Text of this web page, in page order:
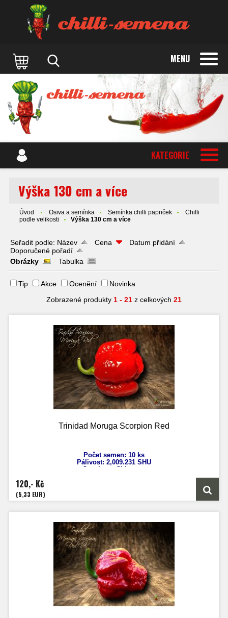
MENU
KATEGORIE
Výška 130 cm a více
Úvod Osiva a semínka Semínka chilli papriček
Chilli
podle velikosti
Výška 130 cm a více
Seřadit podle: Název Cena
Datum přidání
Doporučené pořadí
Obrázky
Tabulka
Tip Akce Ocenění
Novinka
Zobrazené produkty 1 - 21 z celkových 21
Trinidad Moruga Scorpion Red
Počet semen: 10 ks
Pálivost: 2,009.231 SHU
Capsicum Chinense
120,- Kč
(5,33 EUR)